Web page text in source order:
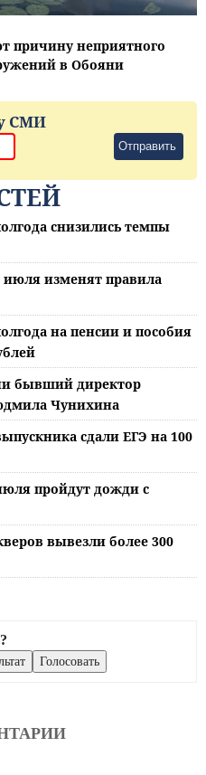
причину неприятного
в Обояни
СМИ
Отправить
снизились темпы
июля изменят правила
на пенсии и пособия
бывший директор
Чунихина
сдали ЕГЭ на 100
пройдут дожди с
вывезли более 300
?